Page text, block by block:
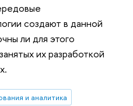
создают в данной
ли для этого
их разработкой
и аналитика